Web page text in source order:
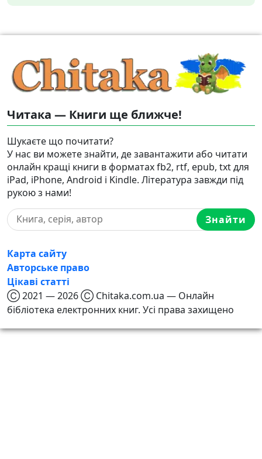
Читака — Книги ще ближче!
Шукаєте що почитати?
У нас ви можете знайти, де завантажити або читати
онлайн кращі книги в форматах fb2, rtf, epub, txt для
iPad, iPhone, Android і Kindle. Література завжди під
рукою з нами!
Знайти
Карта сайту
Авторське право
Цікаві статті
Ⓒ 2021 — 2026 Ⓒ Chitaka.com.ua — Онлайн
бібліотека електронних книг. Усі права захищено